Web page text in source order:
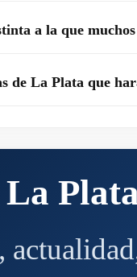
a la que
de La Plata que